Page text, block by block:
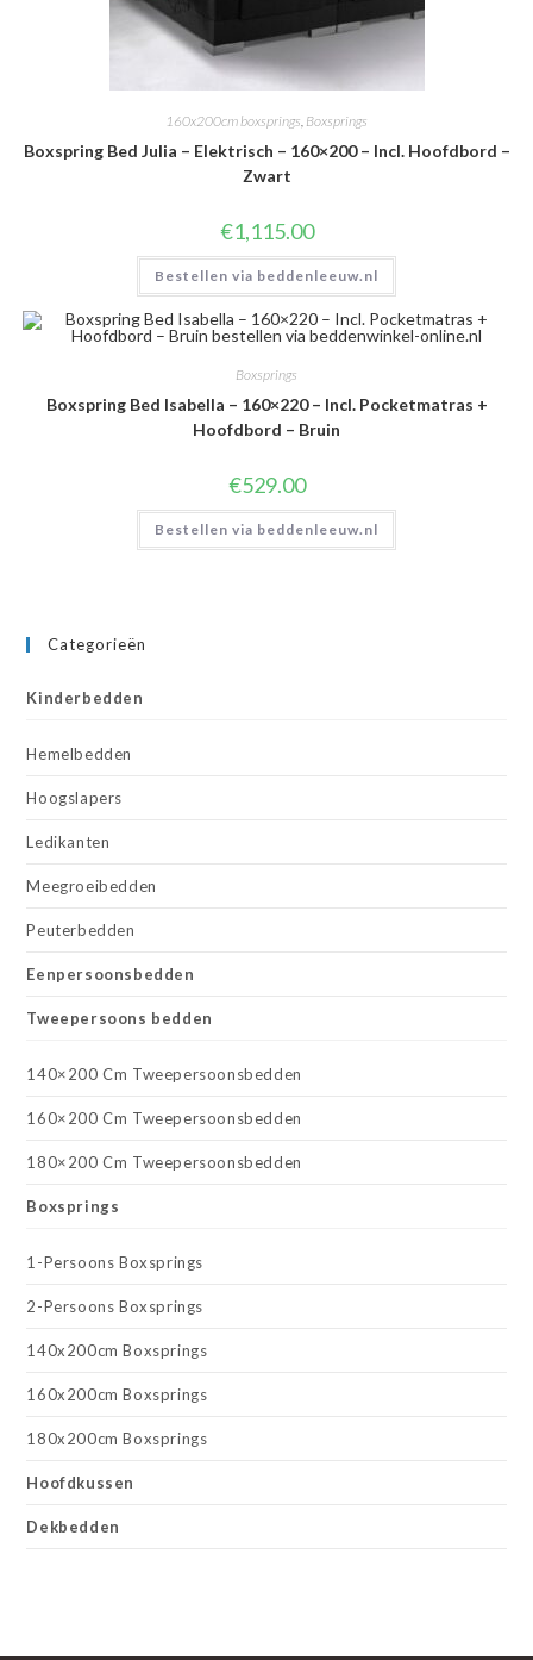
160x200cm boxsprings Boxsprings
Boxspring Bed Julia – Elektrisch – 160×200 – Incl. Hoofdbord –
Zwart
€1,115.00
Bestellen via beddenleeuw.nl
Boxsprings
Boxspring Bed Isabella – 160×220 – Incl. Pocketmatras +
Hoofdbord – Bruin
€529.00
Bestellen via beddenleeuw.nl
Categorieën
Kinderbedden
Hemelbedden
Hoogslapers
Ledikanten
Meegroeibedden
Peuterbedden
Eenpersoonsbedden
Tweepersoons bedden
140×200 Cm Tweepersoonsbedden
160×200 Cm Tweepersoonsbedden
180×200 Cm Tweepersoonsbedden
Boxsprings
1-Persoons Boxsprings
2-Persoons Boxsprings
140x200cm Boxsprings
160x200cm Boxsprings
180x200cm Boxsprings
Hoofdkussen
Dekbedden